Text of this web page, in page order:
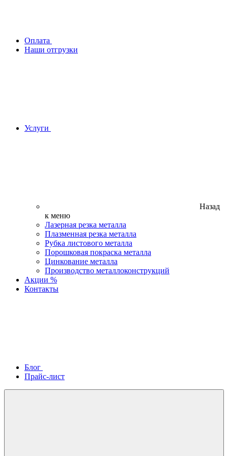
Оплата
Наши отгрузки
Услуги
Назад
к меню
Лазерная резка металла
Плазменная резка металла
Рубка листового металла
Порошковая покраска металла
Цинкование металла
Производство металлоконструкций
Акции %
Контакты
Блог
Прайс-лист